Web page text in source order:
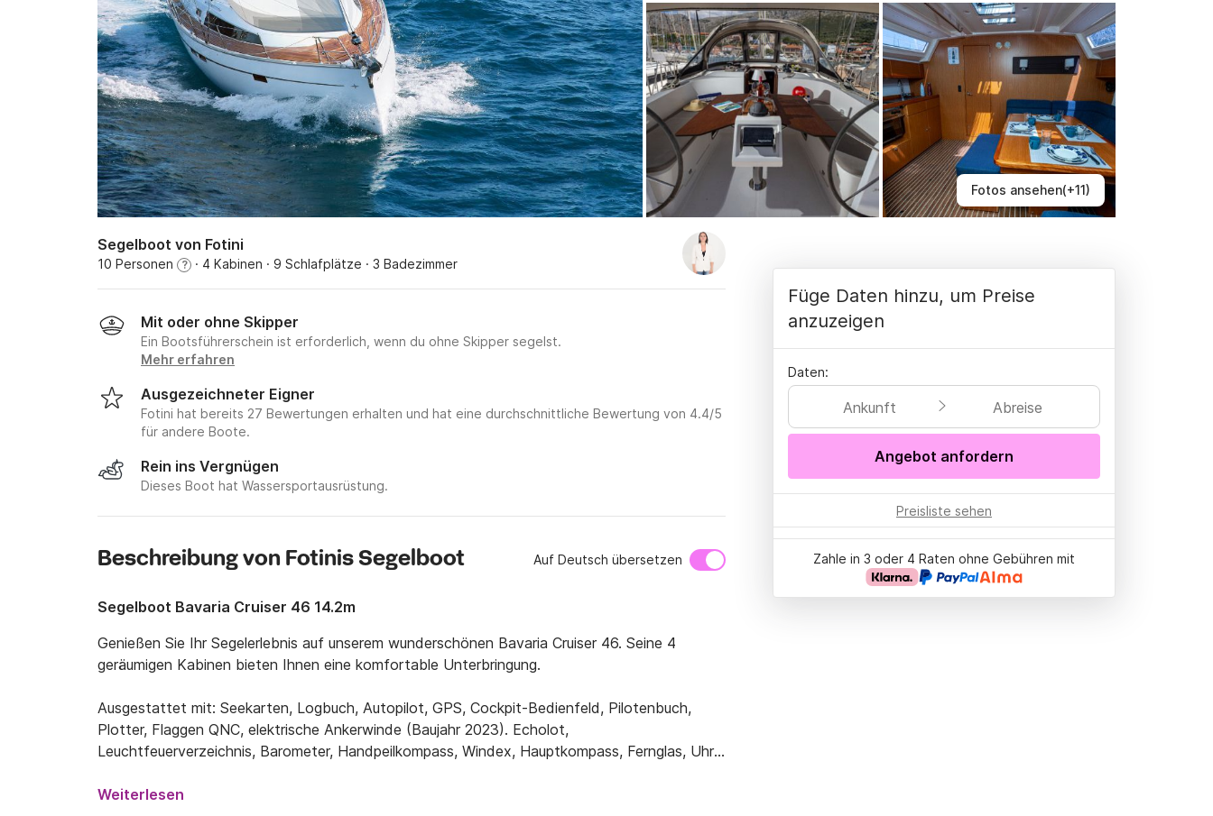
Fotos ansehen(+11)
Segelboot von Fotini
10 Personen ? · 4 Kabinen · 9 Schlafplätze · 3 Badezimmer
Mit oder ohne Skipper
Ein Bootsführerschein ist erforderlich, wenn du ohne Skipper segelst.
Mehr erfahren
Ausgezeichneter Eigner
Fotini hat bereits 27 Bewertungen erhalten und hat eine durchschnittliche Bewertung von 4.4/5
für andere Boote.
Rein ins Vergnügen
Dieses Boot hat Wassersportausrüstung.
Beschreibung von Fotinis Segelboot Auf Deutsch übersetzen
Segelboot Bavaria Cruiser 46 14.2m
Genießen Sie Ihr Segelerlebnis auf unserem wunderschönen Bavaria Cruiser 46. Seine 4
geräumigen Kabinen bieten Ihnen eine komfortable Unterbringung.
Ausgestattet mit: Seekarten, Logbuch, Autopilot, GPS, Cockpit-Bedienfeld, Pilotenbuch,
Plotter, Flaggen QNC, elektrische Ankerwinde (Baujahr 2023). Echolot,
Leuchtfeuerverzeichnis, Barometer, Handpeilkompass, Windex, Hauptkompass, Fernglas, Uhr,
Rettungsfloß, Navigationslichter, Bootsmannstuhl, MCA-codiert, EPIRB, Sicherheitsgurte,
Weiterlesen
Füge Daten hinzu, um Preise
anzuzeigen
Daten:
Ankunft Abreise
Angebot anfordern
Preisliste sehen
Zahle in 3 oder 4 Raten ohne Gebühren mit